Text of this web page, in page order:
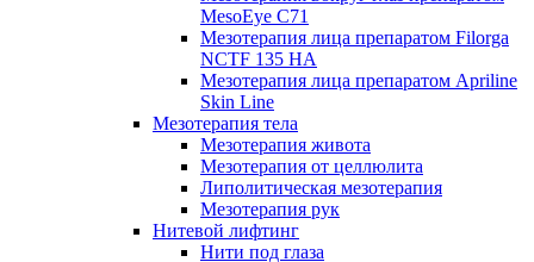
MesoEye С71
Мезотерапия лица препаратом Filorga
NCTF 135 HA
Мезотерапия лица препаратом Apriline
Skin Line
Мезотерапия тела
Мезотерапия живота
Мезотерапия от целлюлита
Липолитическая мезотерапия
Мезотерапия рук
Нитевой лифтинг
Нити под глаза